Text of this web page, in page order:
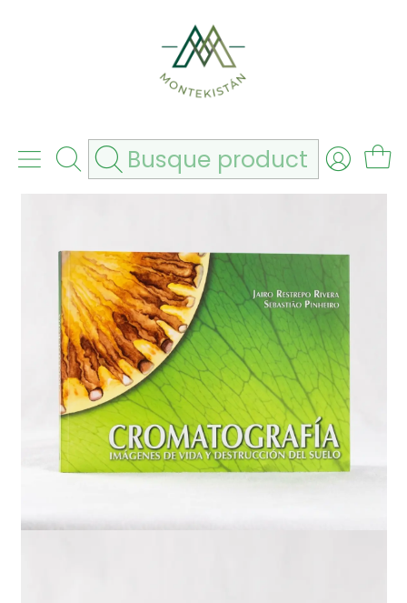
Envío gratis por compras superiores a 180.000
Agrícolas Libros
Libro de Cromatografía - Jairo Restrepo Rivera y